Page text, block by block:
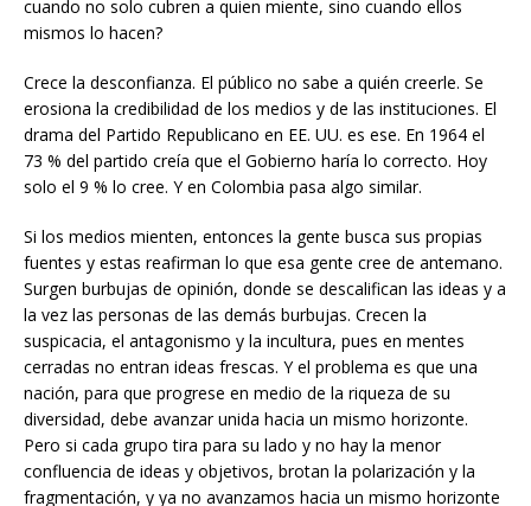
cuando no solo cubren a quien miente, sino cuando ellos
mismos lo hacen?
Crece la desconfianza. El público no sabe a quién creerle. Se
erosiona la credibilidad de los medios y de las instituciones. El
drama del Partido Republicano en EE. UU. es ese. En 1964 el
73 % del partido creía que el Gobierno haría lo correcto. Hoy
solo el 9 % lo cree. Y en Colombia pasa algo similar.
Si los medios mienten, entonces la gente busca sus propias
fuentes y estas reafirman lo que esa gente cree de antemano.
Surgen burbujas de opinión, donde se descalifican las ideas y a
la vez las personas de las demás burbujas. Crecen la
suspicacia, el antagonismo y la incultura, pues en mentes
cerradas no entran ideas frescas. Y el problema es que una
nación, para que progrese en medio de la riqueza de su
diversidad, debe avanzar unida hacia un mismo horizonte.
Pero si cada grupo tira para su lado y no hay la menor
confluencia de ideas y objetivos, brotan la polarización y la
fragmentación, y ya no avanzamos hacia un mismo horizonte